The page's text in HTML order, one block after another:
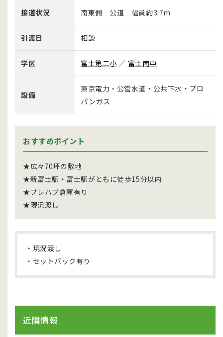
接道状況 南東側 公道 幅員約3.7m
引渡日 相談
学区 富士第二小 ／ 富士南中
設備
東京電力・公営水道・公共下水・プロ
パンガス
おすすめポイント
★広々70坪の敷地
★新富士駅・富士駅がともに徒歩15分以内
★プレハブ倉庫有り
★現況渡し
・現況渡し
・セットバック有り
近隣情報